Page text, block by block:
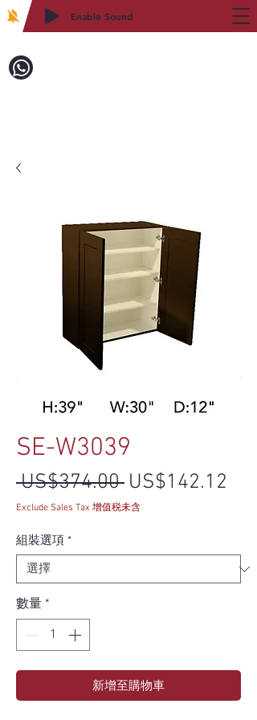
Enable Sound
SE-W3039
US$374.00 一般價格
US$142.12
Exclude Sales Tax 增值税未含
組裝選項 *
數量 *
新增至購物車